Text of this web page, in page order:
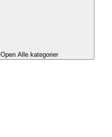
Open Alle kategorier